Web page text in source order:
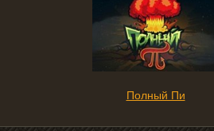
Полный Пи